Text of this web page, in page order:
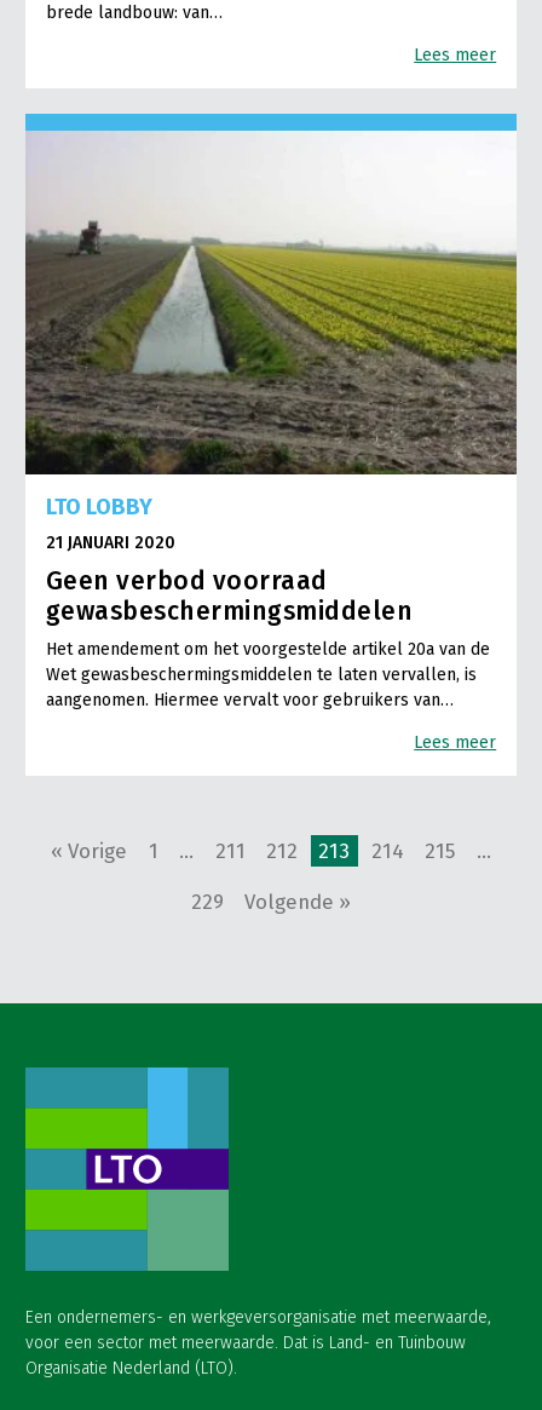
brede landbouw: van…
Lees meer
LTO LOBBY
21 JANUARI 2020
Geen verbod voorraad
gewasbeschermingsmiddelen
Het amendement om het voorgestelde artikel 20a van de
Wet gewasbeschermingsmiddelen te laten vervallen, is
aangenomen. Hiermee vervalt voor gebruikers van…
Lees meer
« Vorige 1 … 211 212 213 214 215 …
229 Volgende »
Een ondernemers- en werkgeversorganisatie met meerwaarde,
voor een sector met meerwaarde. Dat is Land- en Tuinbouw
Organisatie Nederland (LTO).